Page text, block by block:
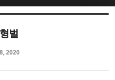
벌
2020북5
북5